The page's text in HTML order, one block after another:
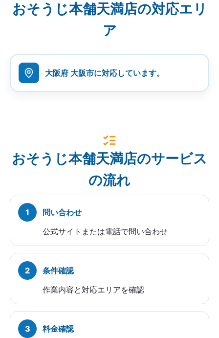
おそうじ本舗天満店の対応エリ
ア
大阪府 大阪市に対応しています。
おそうじ本舗天満店のサービス
の流れ
問い合わせ
公式サイトまたは電話で問い合わせ
条件確認
作業内容と対応エリアを確認
料金確認